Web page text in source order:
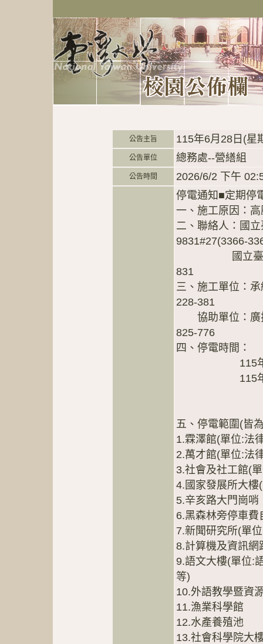
公告主旨 115年6月28日(星
公告單位 總務處--營繕組
公告時間 2026/6/2 下午
停電通知■定
一、施工原因：
二、聯絡人：國
9831#27(3366-
國立臺灣大
831
三、施工單位：
228-381
協助單位：廣
825-776
四、停電時間：
115年6月
115年6月
五、停電範圍(皆
1.霖澤館(單位:法
2.萬才館(單位:法
3.社會及社工館(
4.國家發展所大
5.辛亥路大門崗哨
6.黑森林旁停車費
7.新聞研究所(單
8.計算機及資訊網
9.語文大樓(單位:
等)
10.外語教學暨資
11.漁業科學館
12.水產養殖池
13.社會科學院大